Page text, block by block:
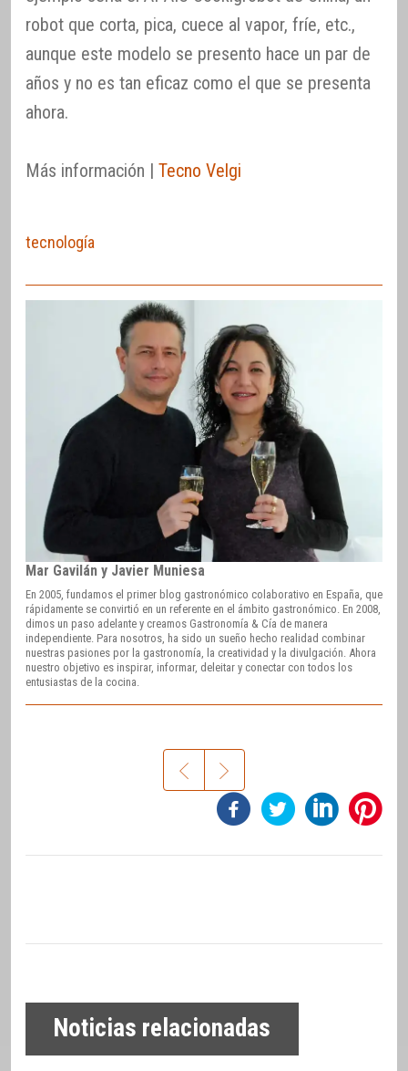
robot que corta, pica, cuece al vapor, fríe, etc.,
aunque este modelo se presento hace un par de
años y no es tan eficaz como el que se presenta
ahora.
Más información | Tecno Velgi
tecnología
Mar Gavilán y Javier Muniesa
En 2005, fundamos el primer blog gastronómico colaborativo en España, que
rápidamente se convirtió en un referente en el ámbito gastronómico. En 2008,
dimos un paso adelante y creamos Gastronomía & Cía de manera
independiente. Para nosotros, ha sido un sueño hecho realidad combinar
nuestras pasiones por la gastronomía, la creatividad y la divulgación. Ahora
nuestro objetivo es inspirar, informar, deleitar y conectar con todos los
entusiastas de la cocina.
Noticias relacionadas